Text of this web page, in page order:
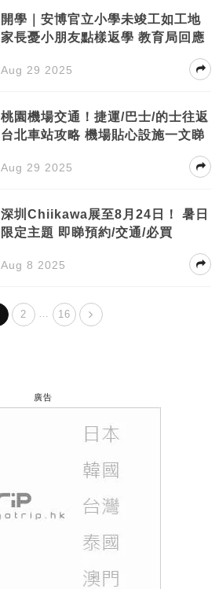
開學｜安博官立小學未竣工如工地
家長憂小朋友點樣返學 教育局回應
Aug 29 2025
桃園機場交通！捷運/巴士/的士往返
台北車站攻略 機場貼心設施一文睇
Aug 29 2025
深圳Chiikawa展至8月24日！ 暑日
限定主題 即睇預約/交通/必買
Aug 8 2025
2 … 16
廣告